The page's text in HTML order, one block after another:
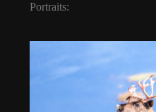
Portraits: